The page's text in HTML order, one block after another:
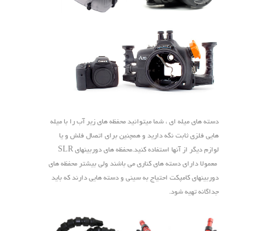
دسته های میله ای ، شما میتوانید محفظه های زیر آب را با میله
هایی فلزی ثابت نگه دارید و همچنین برای اتصال فلش و یا
لوازم دیگر از آنها استفاده کنید.محفظه های دوربینهای SLR
معمولا دارای دسته های کناری می باشند ولی بیشتر محفظه های
دوربینهای کامپکت احتیاج به سینی و دسته هایی دارند که باید
جداگانه تهیه شود.